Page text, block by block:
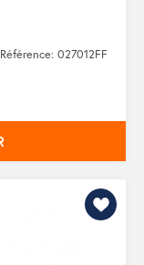
Référence: 027012FF